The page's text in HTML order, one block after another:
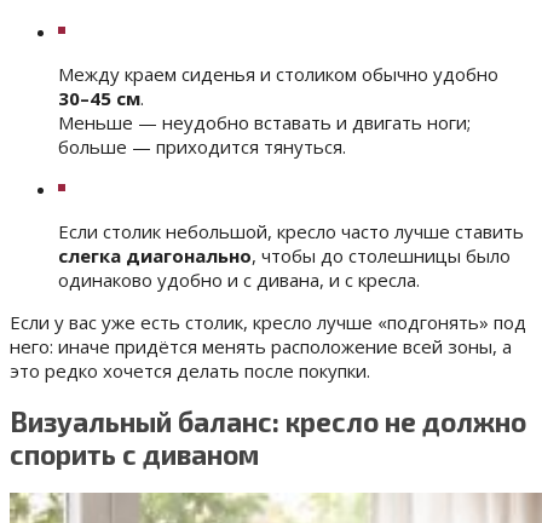
Между краем сиденья и столиком обычно удобно
30–45 см.
Меньше — неудобно вставать и двигать ноги;
больше — приходится тянуться.
Если столик небольшой, кресло часто лучше ставить
слегка диагонально, чтобы до столешницы было
одинаково удобно и с дивана, и с кресла.
Если у вас уже есть столик, кресло лучше «подгонять» под
него: иначе придётся менять расположение всей зоны, а
это редко хочется делать после покупки.
Визуальный баланс: кресло не должно
спорить с диваном